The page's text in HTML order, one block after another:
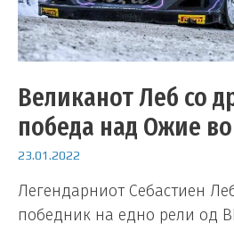
Великанот Леб со
победа над Ожие
23.01.2022
Легендарниот Себастиен
победник на едно рели од